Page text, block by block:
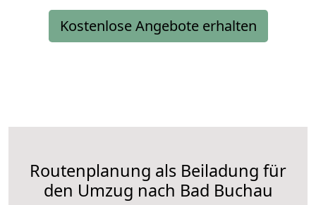
Kostenlose Angebote erhalten
Routenplanung als Beiladung für
den Umzug nach Bad Buchau